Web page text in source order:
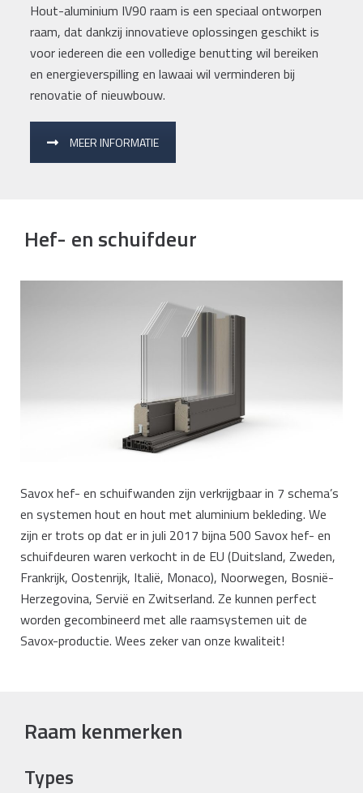
Hout-aluminium IV90 raam is een speciaal ontworpen
raam, dat dankzij innovatieve oplossingen geschikt is
voor iedereen die een volledige benutting wil bereiken
en energieverspilling en lawaai wil verminderen bij
renovatie of nieuwbouw.
MEER INFORMATIE
Hef- en schuifdeur
Savox hef- en schuifwanden zijn verkrijgbaar in 7 schema’s
en systemen hout en hout met aluminium bekleding. We
zijn er trots op dat er in juli 2017 bijna 500 Savox hef- en
schuifdeuren waren verkocht in de EU (Duitsland, Zweden,
Frankrijk, Oostenrijk, Italië, Monaco), Noorwegen, Bosnië-
Herzegovina, Servië en Zwitserland. Ze kunnen perfect
worden gecombineerd met alle raamsystemen uit de
Savox-productie. Wees zeker van onze kwaliteit!
Raam kenmerken
Types